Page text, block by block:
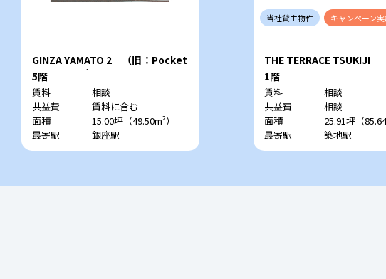
GINZA YAMATO 2 （旧：Pocket
Park GINZA）
5階
賃料
相談
共益費
賃料に含む
面積
15.00坪（49.50m²）
最寄駅
銀座駅
当社貸主物件 キャンペーン
THE TERRACE TSUKIJI
1階
賃料
相談
共益費
相談
面積
25.91坪（
最寄駅
築地駅